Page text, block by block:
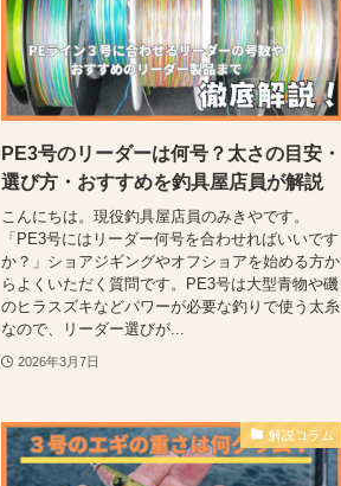
PE3号のリーダーは何号？太さの目安・
選び方・おすすめを釣具屋店員が解説
こんにちは。現役釣具屋店員のみきやです。
「PE3号にはリーダー何号を合わせればいいです
か？」ショアジギングやオフショアを始める方か
らよくいただく質問です。PE3号は大型青物や磯
のヒラスズキなどパワーが必要な釣りで使う太糸
なので、リーダー選びが...
2026年3月7日
解説コラム